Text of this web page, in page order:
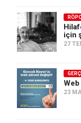
için
27
23